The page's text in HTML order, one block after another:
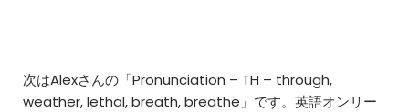
次はAlexさんの「Pronunciation – TH – through,
weather, lethal, breath, breathe」です。英語オンリー